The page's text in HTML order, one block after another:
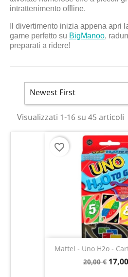
intrattenimento offline.
Il divertimento inizia appena apri
game perfetto su BigManoo,
preparati a ridere!
Newest First
Visualizzati 1-16 su 45 articoli
Mattel - Uno H2o -
20,00 €
favorite_border